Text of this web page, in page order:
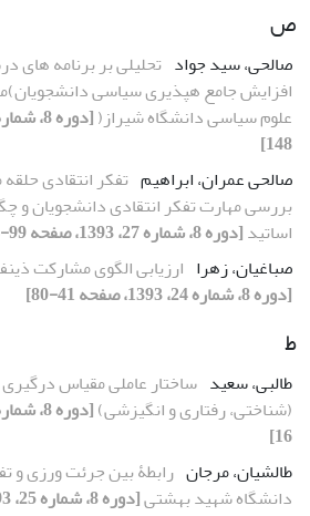
ص
صالحی، سید جواد تحلیلی بر برنامه های
افزایش جامع هپذیری سیاسی
علوم سیاسی دانشگاه شیراز(
148]
صالحی عمران، ابراهیم تفکر انتقادی
بررسی مهارت تفکر انتقادی دانشجویان و
اساتید[دوره 8، شماره 27، 1393، صفحه 99-123]
صباغیان، زهرا ارزیابی الگوی مشارکت
[دوره 8، شماره 24، 1393، صفحه 41-80]
ط
طالبی، سعید ساختار عاملی مقیاس
(شناختی، رفتاری و انگیزشی)
16]
طالشیان، مرجان رابطۀ بین جرئت ورزی و
دانشگاه شهید بهشتی[دوره 8، شماره 25، 1393، صفحه 85-104]